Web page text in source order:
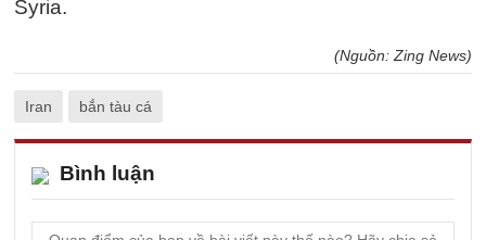
Syria.
(Nguồn: Zing News)
Iran bắn tàu cá
Bình luận